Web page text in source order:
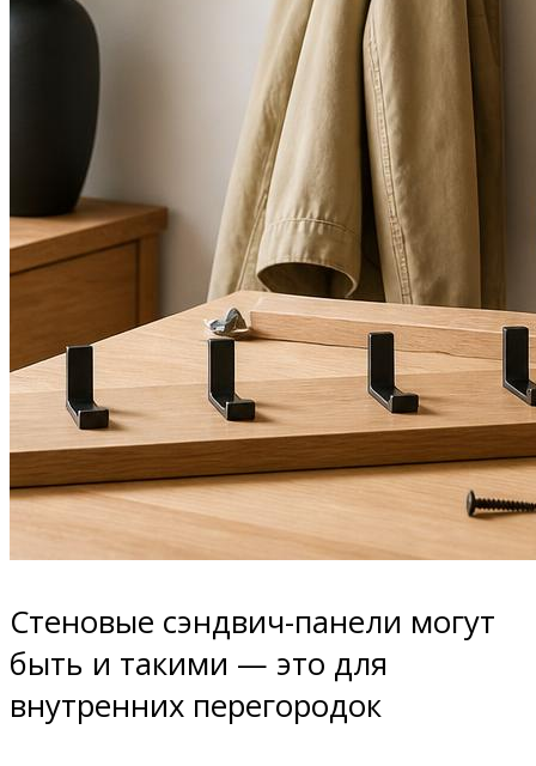
Стеновые сэндвич-панели могут
быть и такими — это для
внутренних перегородок